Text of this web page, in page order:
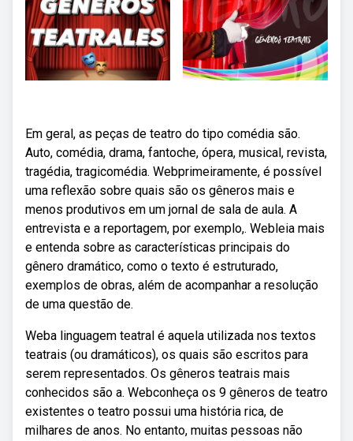
Em geral, as peças de teatro do tipo comédia são.
Auto, comédia, drama, fantoche, ópera, musical, revista,
tragédia, tragicomédia. Webprimeiramente, é possível
uma reflexão sobre quais são os gêneros mais e
menos produtivos em um jornal de sala de aula. A
entrevista e a reportagem, por exemplo,. Webleia mais
e entenda sobre as características principais do
gênero dramático, como o texto é estruturado,
exemplos de obras, além de acompanhar a resolução
de uma questão de.
Weba linguagem teatral é aquela utilizada nos textos
teatrais (ou dramáticos), os quais são escritos para
serem representados. Os gêneros teatrais mais
conhecidos são a. Webconheça os 9 gêneros de teatro
existentes o teatro possui uma história rica, de
milhares de anos. No entanto, muitas pessoas não